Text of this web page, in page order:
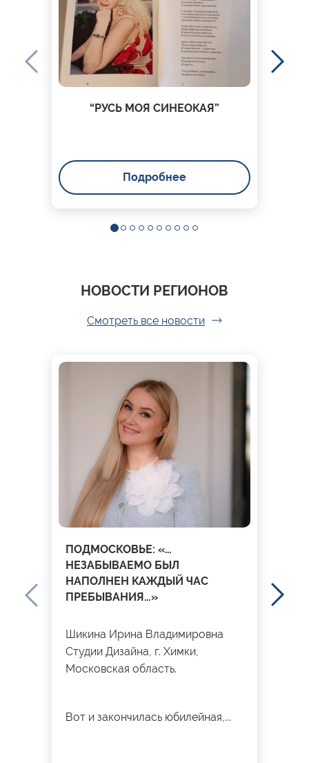
“РУСЬ МОЯ СИНЕОКАЯ”
Подробнее
НОВОСТИ РЕГИОНОВ
Смотреть все новости
ПОДМОСКОВЬЕ: «…
НЕЗАБЫВАЕМО БЫЛ
НАПОЛНЕН КАЖДЫЙ ЧАС
ПРЕБЫВАНИЯ…»
Шикина Ирина Владимировна
Студии Дизайна, г. Химки,
Московская область.
Вот и закончилась юбилейная,...